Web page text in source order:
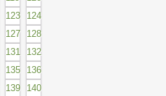
123
124
127
128
131
132
135
136
139
140